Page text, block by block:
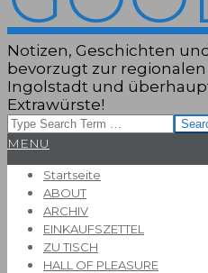
Notizen, Geschichten
bevorzugt zur
Ingolstadt und
Extrawürste!
Search
Primary
Menu
MENU
Startseite
ABOUT
ARCHIV
EINKAUFSZETTEL
ZU TISCH
HALL OF PLEASURE